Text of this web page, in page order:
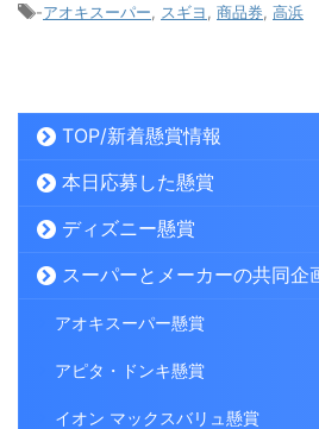
-アオキスーパー スギヨ 商品券 高浜
TOP/新着懸賞情報
本日応募した懸賞
ディズニー懸賞
スーパーとメーカーの共同企
アオキスーパー懸賞
アピタ・ドンキ懸賞
イオン マックスバリュ懸賞